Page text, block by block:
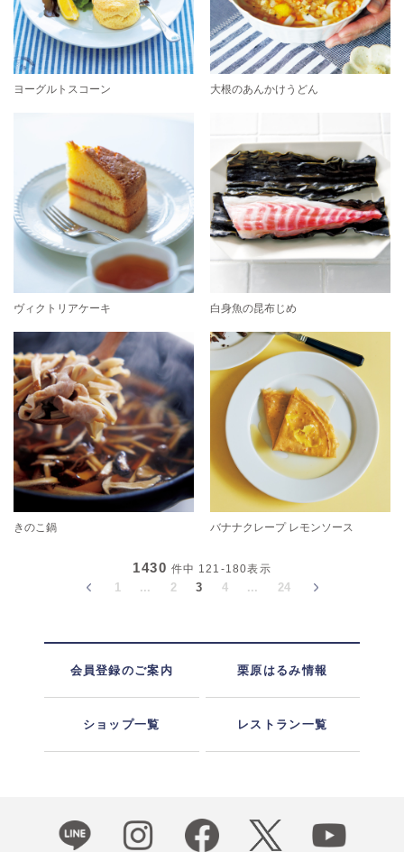
ヨーグルトスコーン 大根のあんかけうどん
ヴィクトリアケーキ 白身魚の昆布じめ
きのこ鍋 バナナクレープ レモンソース
1430 件中 121-180表示
1 ... 2 3 4 ... 24
会員登録のご案内 栗原はるみ情報
ショップ一覧 レストラン一覧